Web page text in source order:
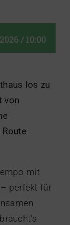
/ 10:00
los zu
von
mit
perfekt für